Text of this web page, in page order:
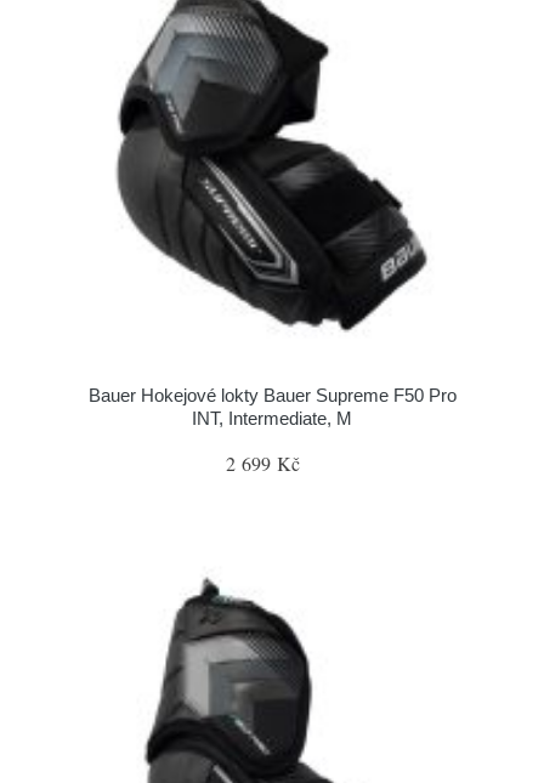
Bauer Hokejové lokty Bauer Supreme F50 Pro
INT, Intermediate, M
2 699 Kč